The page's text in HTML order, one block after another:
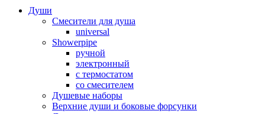
Души
Смесители для душа
universal
Showerpipe
ручной
электронный
с термостатом
со смесителем
Душевые наборы
Верхние души и боковые форсунки